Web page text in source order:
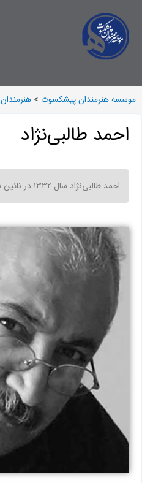
موسسه هنرمندان پیشکسوت > هنرمندان
احمد طالبی‌نژاد
احمد طالبی‌نژاد سال 1332 در نائین به دنیا آمد.